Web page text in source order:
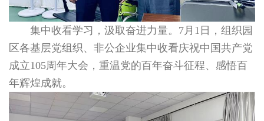
集中收看学习，汲取奋进力量。7月1日，组织园
区各基层党组织、非公企业集中收看庆祝中国共产党
成立105周年大会，重温党的百年奋斗征程、感悟百
年辉煌成就。